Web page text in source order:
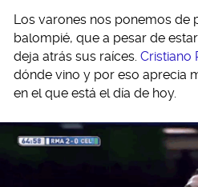
Los varones nos ponemos de
balompié, que a pesar de
deja atrás sus raíces. Cristiano
dónde vino y por eso aprecia
en el que está el día de hoy.